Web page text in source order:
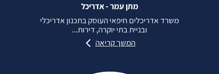
מתן עמר - אדריכל
משרד אדריכלים חיפאי העוסק בתכנון אדריכלי
ובניית בתי יוקרה, דירות...
המשך קריאה